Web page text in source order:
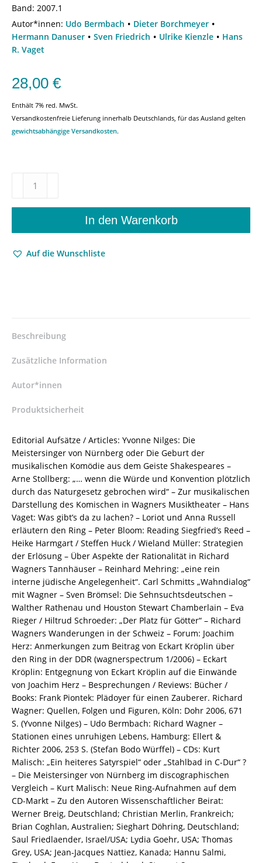
Band: 2007.1
Autor*innen: Udo Bermbach
Dieter Borchmeyer
Hermann Danuser
Sven Friedrich Ulrike Kienzle
Hans
R. Vaget
28,00 €
Enthält 7% red. MwSt.
Versandkostenfreie Lieferung innerhalb Deutschlands, für das Ausland gelten
gewichtsabhängige Versandkosten.
und
Komische
Borschmeyer
Hermann
(Hrsg.),
Friedrich
Ulrike
Kienzle
(Hrsg.),
Hans
R.
Vaget
(Hrsg.)
–
ISBN
9783826037146
/
978-
3-
8260-
3714-
6
/
978-
3-
82-
603714-
6
Menge
In den Warenkorb
Auf die Wunschliste
Beschreibung
Zusätzliche Information
Autor*innen
Produktsicherheit
Editorial Aufsätze / Articles: Yvonne Nilges: Die
Meistersinger von Nürnberg oder Die Geburt der
musikalischen Komödie aus dem Geiste Shakespeares –
Arne Stollberg: „… wenn die Würde und Konvention plötzlich
durch das Naturgesetz gebrochen wird“ – Zur musikalischen
Darstellung des Komischen in Wagners Musiktheater – Hans
Vaget: Was gibt’s da zu lachen? – Loriot und Anna Russell
erläutern den Ring – Peter Bloom: Reading Siegfried’s Reed –
Heike Harmgart / Steffen Huck / Wieland Müller: Strategien
der Erlösung – Über Aspekte der Rationalität in Richard
Wagners Tannhäuser – Reinhard Mehring: „eine rein
interne jüdische Angelegenheit“. Carl Schmitts „Wahndialog“
mit Wagner – Sven Brömsel: Die Sehnsuchtsdeutschen –
Walther Rathenau und Houston Stewart Chamberlain – Eva
Rieger / Hiltrud Schroeder: „Der Platz für Götter“ – Richard
Wagners Wanderungen in der Schweiz – Forum: Joachim
Herz: Anmerkungen zum Beitrag von Eckart Kröplin über
den Ring in der DDR (wagnerspectrum 1/2006) – Eckart
Kröplin: Entgegnung von Eckart Kröplin auf die Einwände
von Joachim Herz – Besprechungen / Reviews: Bücher /
Books: Frank Piontek: Plädoyer für einen Zauberer. Richard
Wagner: Quellen, Folgen und Figuren, Köln: Dohr 2006, 671
S. (Yvonne Nilges) – Udo Bermbach: Richard Wagner –
Stationen eines unruhigen Lebens, Hamburg: Ellert &
Richter 2006, 253 S. (Stefan Bodo Würffel) – CDs: Kurt
Malisch: „Ein heiteres Satyrspiel“ oder „Stahlbad in C-Dur“ ?
– Die Meistersinger von Nürnberg im discographischen
Vergleich – Kurt Malisch: Neue Ring-Aufnahmen auf dem
CD-Markt – Zu den Autoren Wissenschaftlicher Beirat:
Werner Breig, Deutschland; Christian Merlin, Frankreich;
Brian Coghlan, Australien; Sieghart Döhring, Deutschland;
Saul Friedlaender, Israel/USA; Lydia Goehr, USA; Thomas
Grey, USA; Jean-Jacques Nattiez, Kanada; Hannu Salmi,